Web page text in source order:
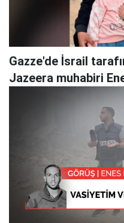
Gazze'de İsrail
Jazeera muhabiri